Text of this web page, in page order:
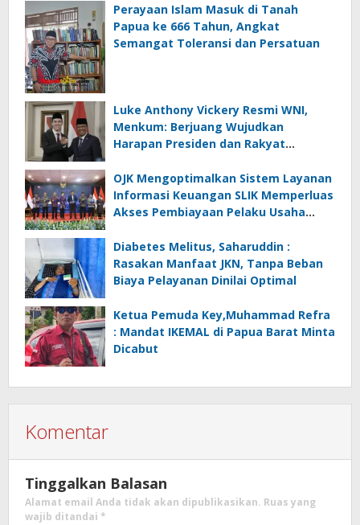
Perayaan Islam Masuk di Tanah
Papua ke 666 Tahun, Angkat
Semangat Toleransi dan Persatuan
Luke Anthony Vickery Resmi WNI,
Menkum: Berjuang Wujudkan
Harapan Presiden dan Rakyat
OJK Mengoptimalkan Sistem Layanan
Informasi Keuangan SLIK Memperluas
Akses Pembiayaan Pelaku Usaha
Diabetes Melitus, Saharuddin :
Rasakan Manfaat JKN, Tanpa Beban
Biaya Pelayanan Dinilai Optimal
Ketua Pemuda Key,Muhammad Refra
: Mandat IKEMAL di Papua Barat Minta
Dicabut
Komentar
Tinggalkan Balasan
Alamat email Anda tidak akan dipublikasikan. Ruas yang
wajib ditandai *